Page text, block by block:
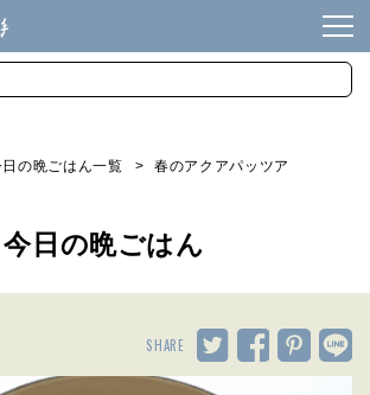
日の晩ごはん一覧 春のアクアパッツア
今日の晩ごはん
SHARE